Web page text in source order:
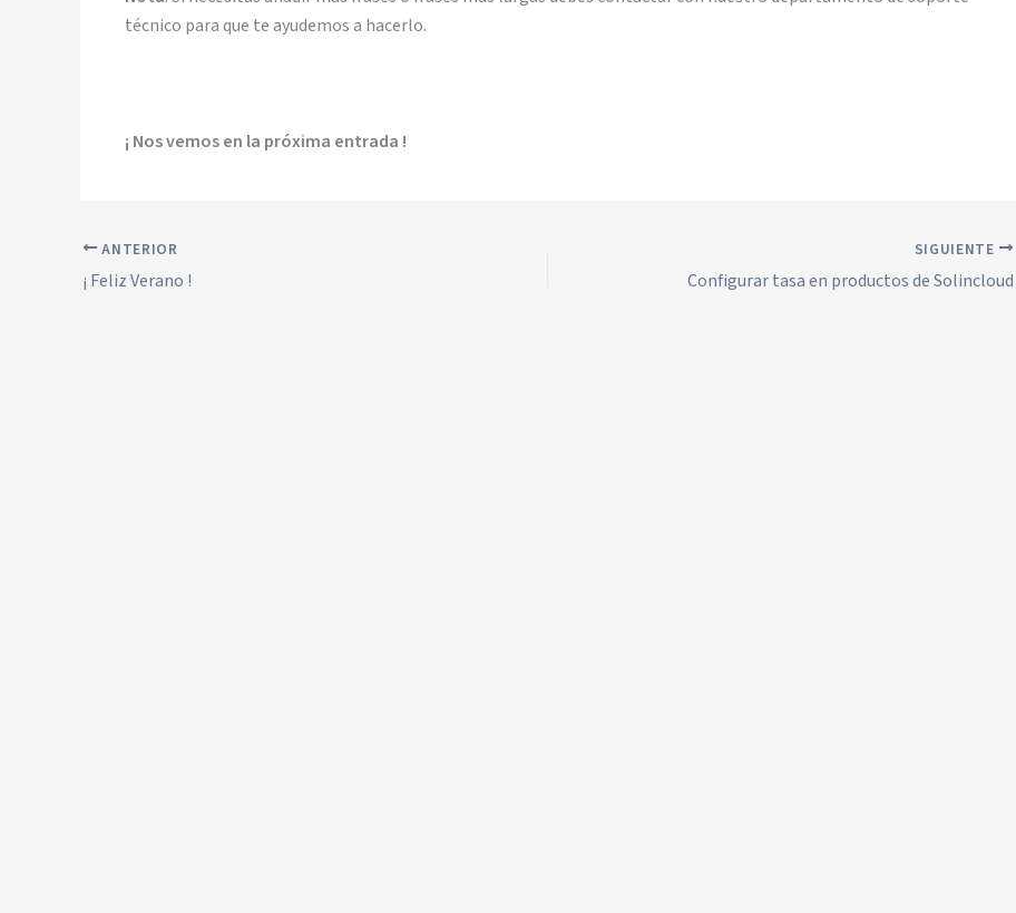
técnico para que te ayudemos a hacerlo.
¡ Nos vemos en la próxima entrada !
ANTERIOR
¡ Feliz Verano !
SIGUIENTE
Configurar tasa en productos de Solincloud